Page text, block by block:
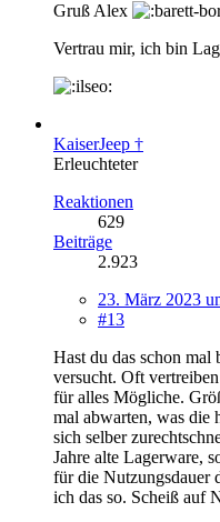
Gruß Alex
Vertrau mir, ich bin
KaiserJeep †
Erleuchteter
Reaktionen
629
Beiträge
2.923
23. März 2023
#13
Hast du das schon
versucht. Oft
für alles Mögliche.
mal abwarten, was die
sich selber
Jahre alte Lagerware,
für die Nutzungsdauer
ich das so. Scheiß auf